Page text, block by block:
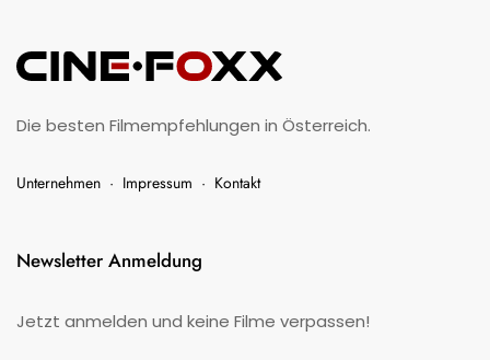
Die besten Filmempfehlungen in Österreich.
Unternehmen · Impressum · Kontakt
Newsletter Anmeldung
Jetzt anmelden und keine Filme verpassen!